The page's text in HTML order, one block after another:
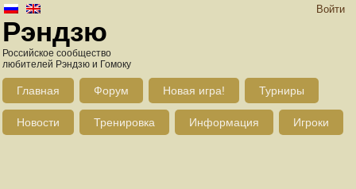
Войти
Рэндзю
Российское сообщество
любителей Рэндзю и Гомоку
Главная Форум Новая игра! Турниры
Новости Тренировка Информация Игроки